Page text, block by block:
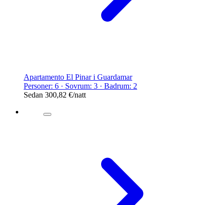
Apartamento El Pinar i Guardamar
Personer: 6 · Sovrum: 3 · Badrum: 2
Sedan 300,82 €/natt